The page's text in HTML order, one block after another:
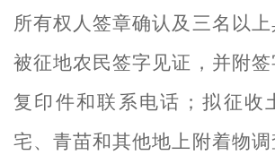
所有权人签章确认及三名以
被征地农民签字见证，并附
复印件和联系电话 ； 拟征收
宅、青苗和其他地上附着物